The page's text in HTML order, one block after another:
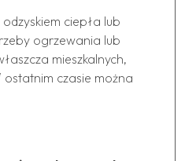
ciepła lub
ogrzewania lub
mieszkalnych,
czasie można